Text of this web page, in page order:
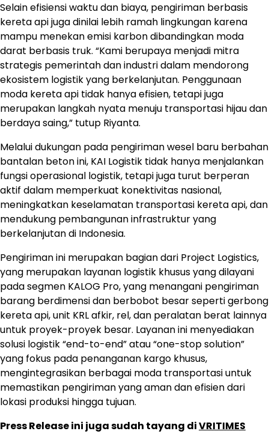
Selain efisiensi waktu dan biaya, pengiriman berbasis
kereta api juga dinilai lebih ramah lingkungan karena
mampu menekan emisi karbon dibandingkan moda
darat berbasis truk. “Kami berupaya menjadi mitra
strategis pemerintah dan industri dalam mendorong
ekosistem logistik yang berkelanjutan. Penggunaan
moda kereta api tidak hanya efisien, tetapi juga
merupakan langkah nyata menuju transportasi hijau dan
berdaya saing,” tutup Riyanta.
Melalui dukungan pada pengiriman wesel baru berbahan
bantalan beton ini, KAI Logistik tidak hanya menjalankan
fungsi operasional logistik, tetapi juga turut berperan
aktif dalam memperkuat konektivitas nasional,
meningkatkan keselamatan transportasi kereta api, dan
mendukung pembangunan infrastruktur yang
berkelanjutan di Indonesia.
Pengiriman ini merupakan bagian dari Project Logistics,
yang merupakan layanan logistik khusus yang dilayani
pada segmen KALOG Pro, yang menangani pengiriman
barang berdimensi dan berbobot besar seperti gerbong
kereta api, unit KRL afkir, rel, dan peralatan berat lainnya
untuk proyek-proyek besar. Layanan ini menyediakan
solusi logistik “end-to-end” atau “one-stop solution”
yang fokus pada penanganan kargo khusus,
mengintegrasikan berbagai moda transportasi untuk
memastikan pengiriman yang aman dan efisien dari
lokasi produksi hingga tujuan.
Press Release ini juga sudah tayang diVRITIMES